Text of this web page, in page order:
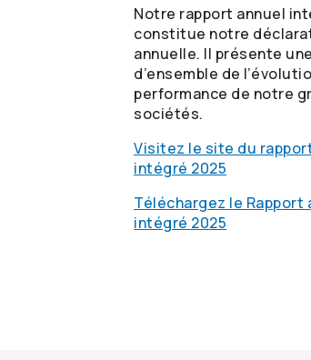
Notre rapport annuel
constitue notre
annuelle. Il présente
d’ensemble de
performance de notre
sociétés.
Visitez le site du
intégré 2025
Téléchargez le Rapport
intégré 2025